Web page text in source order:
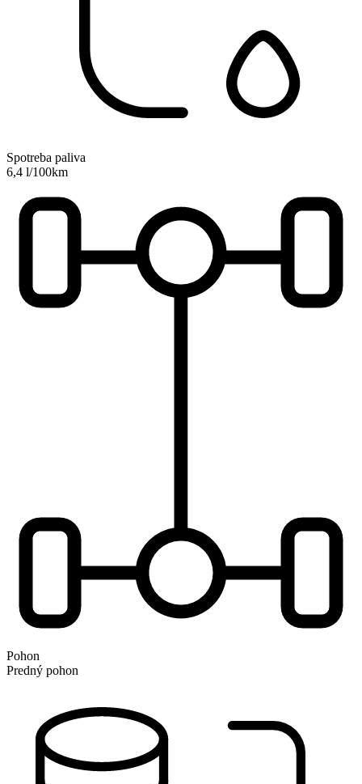
Spotreba paliva
6,4 l/100km
Pohon
Predný pohon